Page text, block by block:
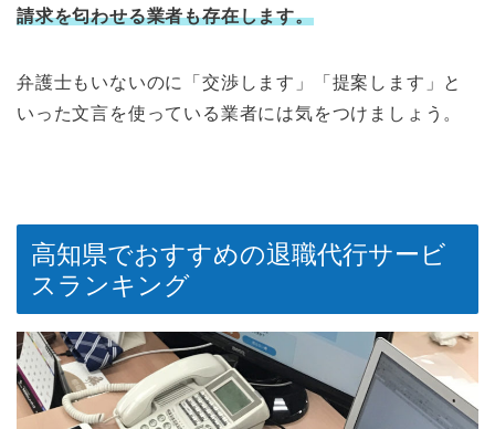
請求を匂わせる業者も存在します。
弁護士もいないのに「交渉します」「提案します」と
いった文言を使っている業者には気をつけましょう。
高知県でおすすめの退職代行サービ
スランキング